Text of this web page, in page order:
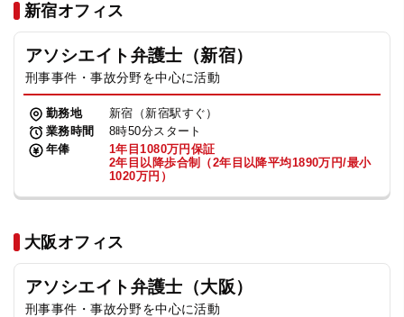
新宿オフィス
アソシエイト弁護士（新宿）
刑事事件・事故分野を中心に活動
勤務地
新宿（新宿駅すぐ）
業務時間
8時50分スタート
年俸
1年目1080万円保証
2年目以降歩合制（2年目以降平均1890万円/最小
1020万円）
大阪オフィス
アソシエイト弁護士（大阪）
刑事事件・事故分野を中心に活動
求人採用
お知らせ
特設サイト
相談先情報サイト
法人グループ
プライバシーポリシー 利用規約